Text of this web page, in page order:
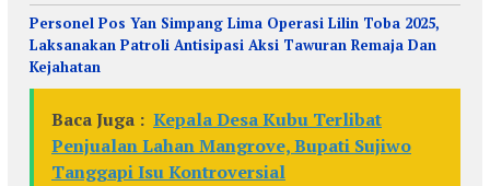
Personel Pos Yan Simpang Lima Operasi Lilin Toba 2025,
Laksanakan Patroli Antisipasi Aksi Tawuran Remaja Dan
Kejahatan
Baca Juga : Kepala Desa Kubu Terlibat
Penjualan Lahan Mangrove, Bupati Sujiwo
Tanggapi Isu Kontroversial